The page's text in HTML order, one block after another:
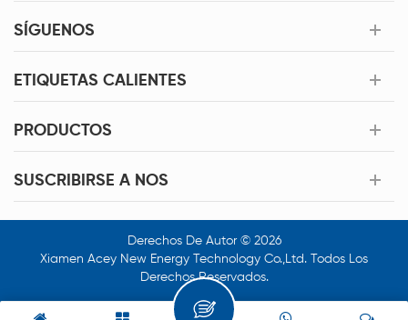
SÍGUENOS
ETIQUETAS CALIENTES
PRODUCTOS
SUSCRIBIRSE A NOS
Derechos De Autor © 2026
Xiamen Acey New Energy Technology Co.,Ltd. Todos Los
Derechos Reservados.